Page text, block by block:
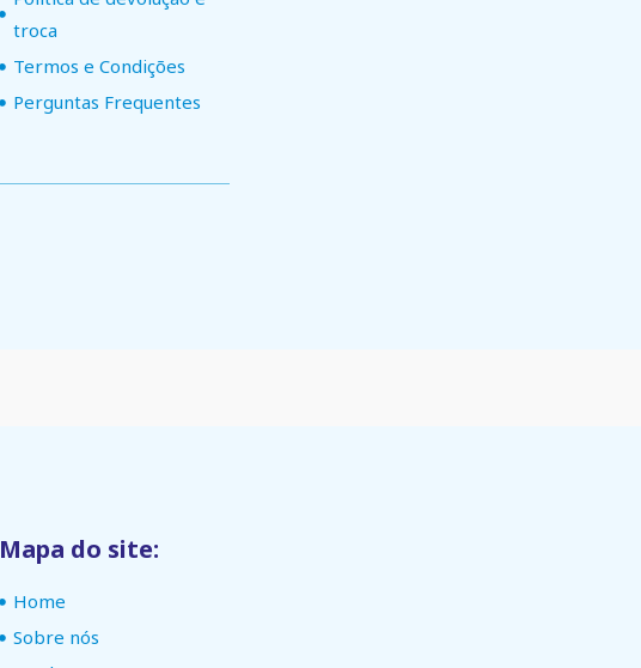
troca
Termos e Condições
Perguntas Frequentes
Mapa do site:
Home
Sobre nós